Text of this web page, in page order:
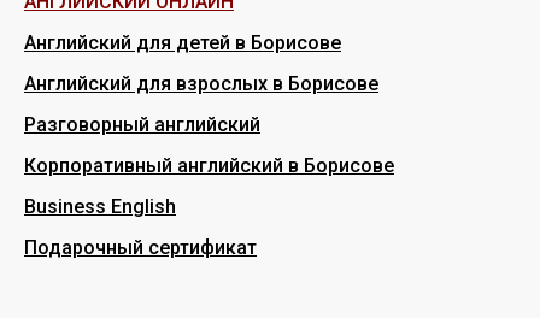
Английский для детей в Борисове
Английский для взрослых в Борисове
Разговорный английский
Корпоративный английский в Борисове
Business English
Подарочный сертификат